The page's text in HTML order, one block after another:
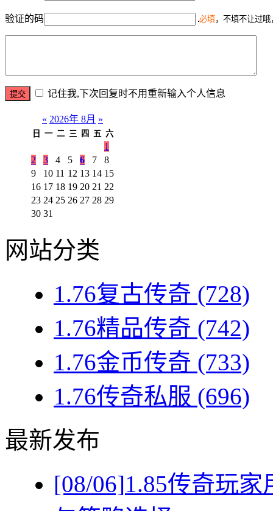
验证的码 必填，不填不让过
记住我,下次回复时不用重新输入个人信息
« 2026年 8月 »
日 一 二 三 四 五 六
1
2
3 4 5 6 7
8
9
10 11 12 13 14 15
16 17 18 19 20 21 22
23 24 25 26 27 28 29
30 31
网站分类
1.76复古传奇 (728)
1.76精品传奇 (742)
1.76金币传奇 (733)
1.76传奇私服 (696)
最新发布
[08/06]1.85传奇玩